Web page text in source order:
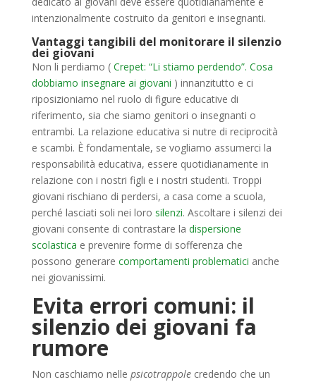
intenzionalmente costruito da genitori e insegnanti.
Vantaggi tangibili del monitorare il silenzio
dei giovani
Non li perdiamo ( Crepet: “Li stiamo perdendo”. Cosa
dobbiamo insegnare ai giovani ) innanzitutto e ci
riposizioniamo nel ruolo di figure educative di
riferimento, sia che siamo genitori o insegnanti o
entrambi. La relazione educativa si nutre di reciprocità
e scambi. È fondamentale, se vogliamo assumerci la
responsabilità educativa, essere quotidianamente in
relazione con i nostri figli e i nostri studenti. Troppi
giovani rischiano di perdersi, a casa come a scuola,
perché lasciati soli nei loro silenzi. Ascoltare i silenzi dei
giovani consente di contrastare la dispersione
scolastica e prevenire forme di sofferenza che
possono generare comportamenti problematici anche
nei giovanissimi.
Evita errori comuni: il
silenzio dei giovani fa
rumore
Non caschiamo nelle psicotrappolecredendo che un